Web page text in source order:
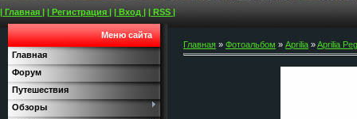
| Главная | | Регистрация | | Вход | | RSS |
Меню сайта
Главная
Форум
Путешествия
Обзоры
Главная » Фотоальбом » Aprilia »Aprilia